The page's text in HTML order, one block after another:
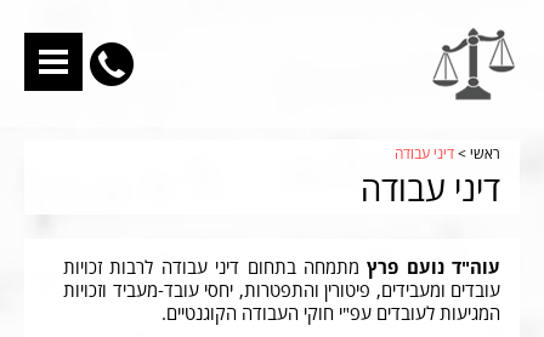
לחץ
04- ראשי
דיני עבודה
ראשי > דיני עבודה
דיני עבודה
עוה"ד נועם פרץמתמחה בתחום דיני עבודה לרבות זכויות
עובדים ומעבידים, פיטורין והתפטרות, יחסי עובד-מעביד וזכויות
המגיעות לעובדים עפ"י חוקי העבודה הקוגנטיים.